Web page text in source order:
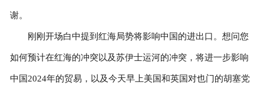
谢。
刚刚开场白中提到红海局势将影响中国的进出口。想问您
如何预计在红海的冲突以及苏伊士运河的冲突，将进一步影响
中国2024年的贸易，以及今天早上美国和英国对也门的胡塞党